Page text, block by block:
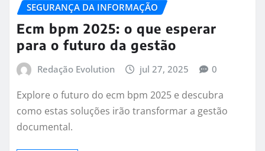
SEGURANÇA DA INFORMAÇÃO
Ecm bpm 2025: o que esperar
para o futuro da gestão
Redação Evolution jul 27, 2025 0
Explore o futuro do ecm bpm 2025 e descubra
como estas soluções irão transformar a gestão
documental.